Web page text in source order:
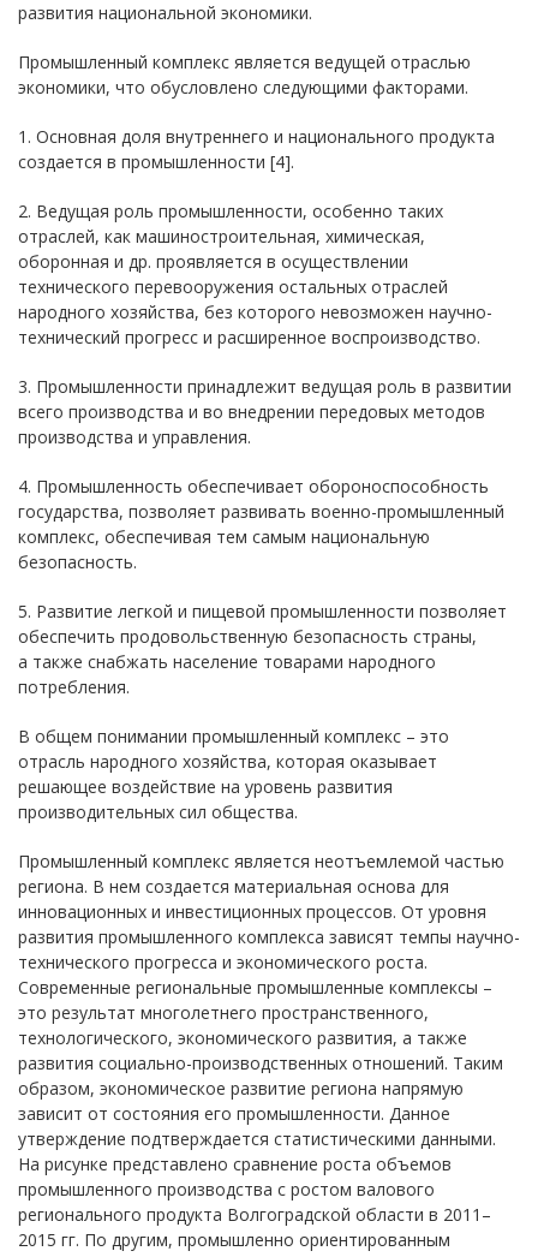
развития национальной экономики.
Промышленный комплекс является ведущей отраслью
экономики, что обусловлено следующими факторами.
1. Основная доля внутреннего и национального продукта
создается в промышленности [4].
2. Ведущая роль промышленности, особенно таких
отраслей, как машиностроительная, химическая,
оборонная и др. проявляется в осуществлении
технического перевооружения остальных отраслей
народного хозяйства, без которого невозможен научно-
технический прогресс и расширенное воспроизводство.
3. Промышленности принадлежит ведущая роль в развитии
всего производства и во внедрении передовых методов
производства и управления.
4. Промышленность обеспечивает обороноспособность
государства, позволяет развивать военно-промышленный
комплекс, обеспечивая тем самым национальную
безопасность.
5. Развитие легкой и пищевой промышленности позволяет
обеспечить продовольственную безопасность страны,
а также снабжать население товарами народного
потребления.
В общем понимании промышленный комплекс – это
отрасль народного хозяйства, которая оказывает
решающее воздействие на уровень развития
производительных сил общества.
Промышленный комплекс является неотъемлемой частью
региона. В нем создается материальная основа для
инновационных и инвестиционных процессов. От уровня
развития промышленного комплекса зависят темпы научно-
технического прогресса и экономического роста.
Современные региональные промышленные комплексы –
это результат многолетнего пространственного,
технологического, экономического развития, а также
развития социально-производственных отношений. Таким
образом, экономическое развитие региона напрямую
зависит от состояния его промышленности. Данное
утверждение подтверждается статистическими данными.
На рисунке представлено сравнение роста объемов
промышленного производства с ростом валового
регионального продукта Волгоградской области в 2011–
2015 гг. По другим, промышленно ориентированным